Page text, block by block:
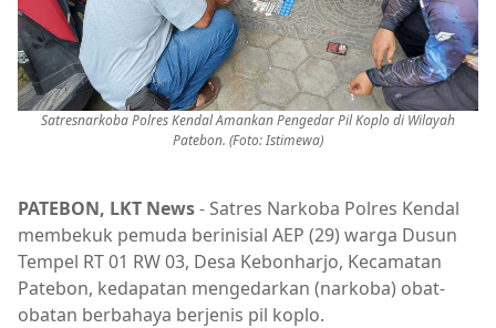
Satresnarkoba Polres Kendal Amankan Pengedar Pil Koplo di Wilayah
Patebon. (Foto: Istimewa)
PATEBON, LKT News- Satres Narkoba Polres Kendal
membekuk pemuda berinisial AEP (29) warga Dusun
Tempel RT 01 RW 03, Desa Kebonharjo, Kecamatan
Patebon, kedapatan mengedarkan (narkoba) obat-
obatan berbahaya berjenis pil koplo.